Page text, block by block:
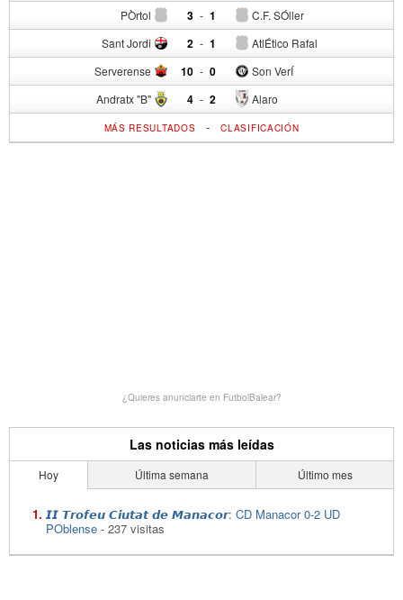
PÒrtol 3 - C.F. SÓller
1
Sant Jordi 2 - AtlÉtico Rafal
1
Serverense 10 - Son VerÍ
0
Andratx "B" 4 - Alaro
2
MÁS RESULTADOS -CLASIFICACIÓN
¿Quieres anunciarte en FutbolBalear?
Las noticias más leídas
Hoy Última semana Último mes
𝙄𝙄 𝙏𝙧𝙤𝙛𝙚𝙪 𝘾𝙞𝙪𝙩𝙖𝙩 𝙙𝙚 𝙈𝙖𝙣𝙖𝙘𝙤𝙧: CD Manacor 0-2 UD
POblense - 237 visitas